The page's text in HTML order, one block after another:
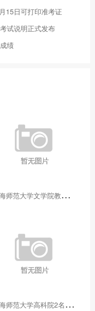
15日可打印准考证
试说明正式发布
绩
青
海师范大学文学院教师赴山东省相关高校和学术机构交流学习
青
海师范大学高科院2名专家当选中国科学院院士